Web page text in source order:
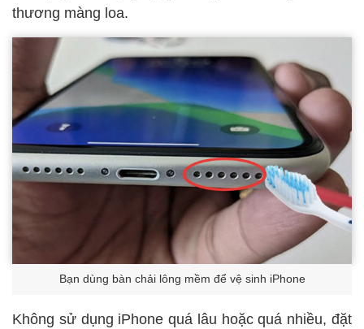
thương màng loa.
Bạn dùng bàn chải lông mềm để vệ sinh iPhone
Không sử dụng iPhone quá lâu hoặc quá nhiều, đặt